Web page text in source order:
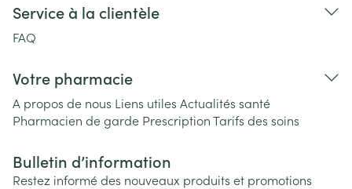
Service à la clientèle
FAQ
Votre pharmacie
A propos de nous Liens utiles Actualités santé
Pharmacien de garde PrescriptionTarifs des soins
Bulletin d’information
Restez informé des nouveaux produits et promotions